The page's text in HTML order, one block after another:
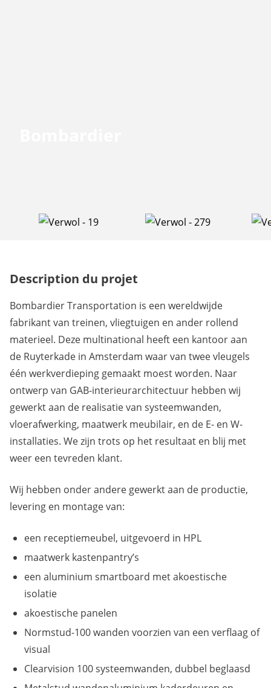
Description du projet
Bombardier Transportation is een wereldwijde
fabrikant van treinen, vliegtuigen en ander rollend
materieel. Deze multinational heeft een kantoor aan
de Ruyterkade in Amsterdam waar van twee vleugels
één werkverdieping gemaakt moest worden. Naar
ontwerp van GAB-interieurarchitectuur hebben wij
gewerkt aan de realisatie van systeemwanden,
vloerafwerking, maatwerk meubilair, en de E- en W-
installaties. We zijn trots op het resultaat en blij met
weer een tevreden klant.
Wij hebben onder andere gewerkt aan de productie,
levering en montage van:
een receptiemeubel, uitgevoerd in HPL
maatwerk kastenpantry’s
een aluminium smartboard met akoestische
isolatie
akoestische panelen
Normstud-100 wanden voorzien van een verflaag of
visual
Clearvision 100 systeemwanden, dubbel beglaasd